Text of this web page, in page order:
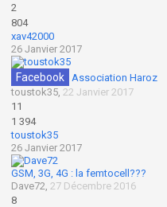
2
804
xav42000
26 Janvier 2017
Facebook
Association Haroz
toustok35,22 Janvier 2017
11
1 394
toustok35
26 Janvier 2017
GSM, 3G, 4G : la femtocell???
Dave72,27 Décembre 2016
8